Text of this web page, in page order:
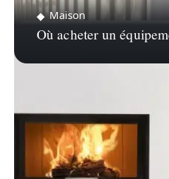
Maison
Où acheter un